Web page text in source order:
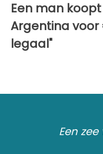
Een man
Argentina voor
legaal"
Een